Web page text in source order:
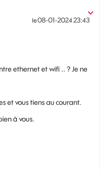
le‎08-01-202423:43
ethernet et wifi .. ? Je ne
et vous tiens au courant.
à vous.